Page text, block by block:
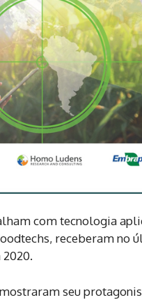
com tecnologia
receberam no
seu